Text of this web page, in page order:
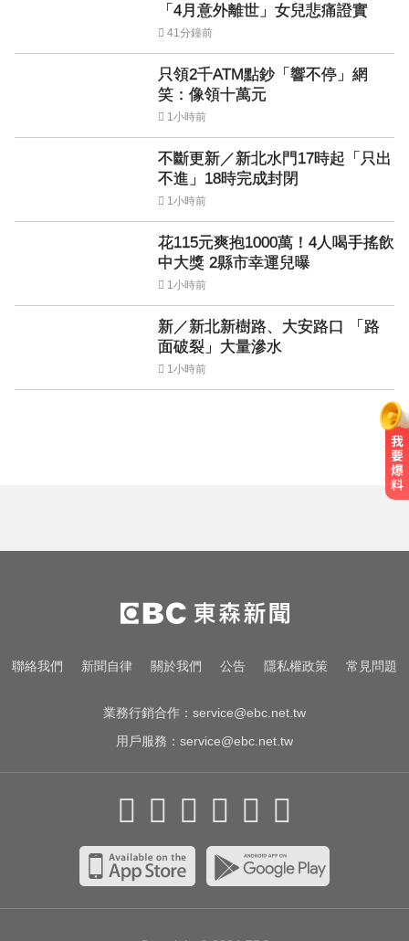
「4月意外離世」女兒悲痛證實
41分鐘前
只領2千ATM點鈔「響不停」網
笑：像領十萬元
1小時前
不斷更新／新北水門17時起「只出
不進」18時完成封閉
1小時前
花115元爽抱1000萬！4人喝手搖飲
中大獎 2縣市幸運兒曝
1小時前
新／新北新樹路、大安路口 「路
面破裂」大量滲水
1小時前
聯絡我們 新聞自律 關於我們 公告 隱私權政策 常見問題
業務行銷合作： service@ebc.net.tw
用戶服務： service@ebc.net.tw